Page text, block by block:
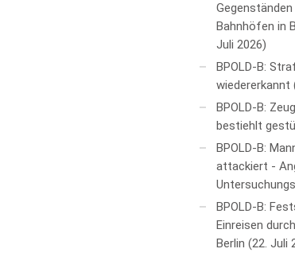
Bahnhöfen in
Juli 2026
BPOLD-B:
wiedererkannt
BPOLD-B:
bestiehlt
BPOLD-B:
attackiert -
BPOLD-B:
Einreisen
Berlin 22. Juli